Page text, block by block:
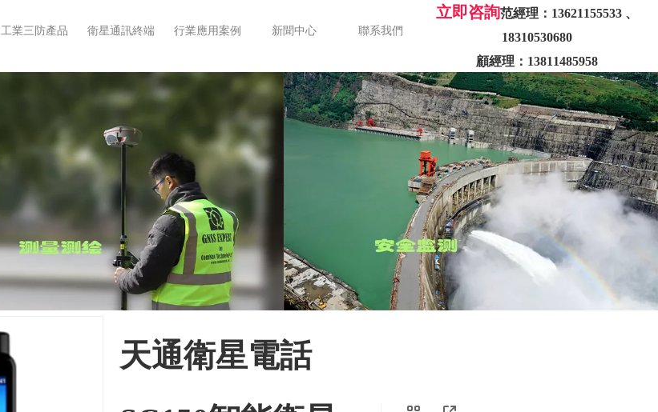
工業三防產品 衛星通訊終端 行業應用案例 新聞中心 聯系我們
立即咨詢范經理：13621155533 、
顧經理：13811485958
天通衛星電話